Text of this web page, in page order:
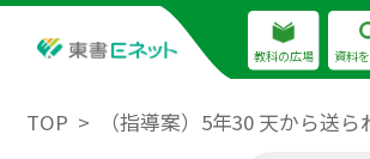
教科の広場 資料
TOP （指導案）5年30 天から送